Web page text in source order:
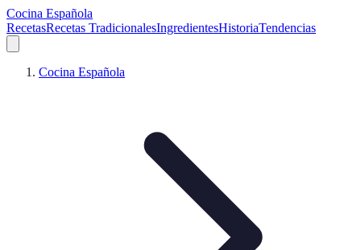
Cocina Española
RecetasRecetas TradicionalesIngredientesHistoriaTendencias
Cocina Española